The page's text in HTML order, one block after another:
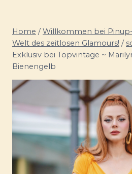
Home / Willkommen bei
Welt des zeitlosen Glamours! /
Exklusiv bei Topvintage ~
Bienengelb